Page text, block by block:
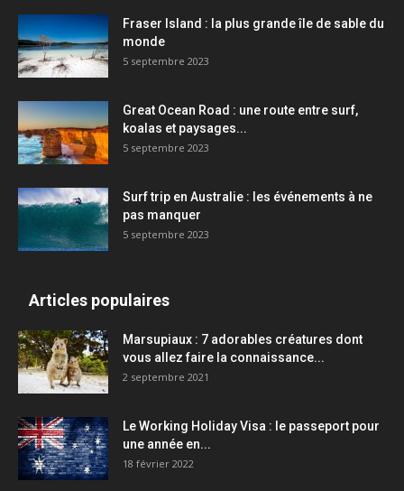
Fraser Island : la plus grande île de sable du
monde
5 septembre 2023
Great Ocean Road : une route entre surf,
koalas et paysages...
5 septembre 2023
Surf trip en Australie : les événements à ne
pas manquer
5 septembre 2023
Articles populaires
Marsupiaux : 7 adorables créatures dont
vous allez faire la connaissance...
2 septembre 2021
Le Working Holiday Visa : le passeport pour
une année en...
18 février 2022